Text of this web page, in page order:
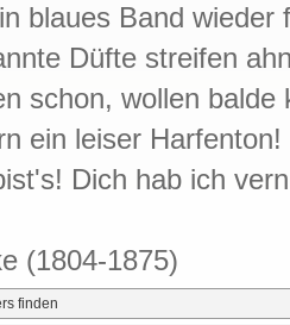
blaues Band wieder
Düfte streifen
schon, wollen balde
ein leiser Harfenton!
Dich hab ich
(1804-1875)